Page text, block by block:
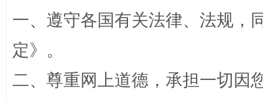
解纷+调解+退费，一次搞定
一、遵守各国有关法律、法规，
定》。
二、尊重网上道德，承担一切因